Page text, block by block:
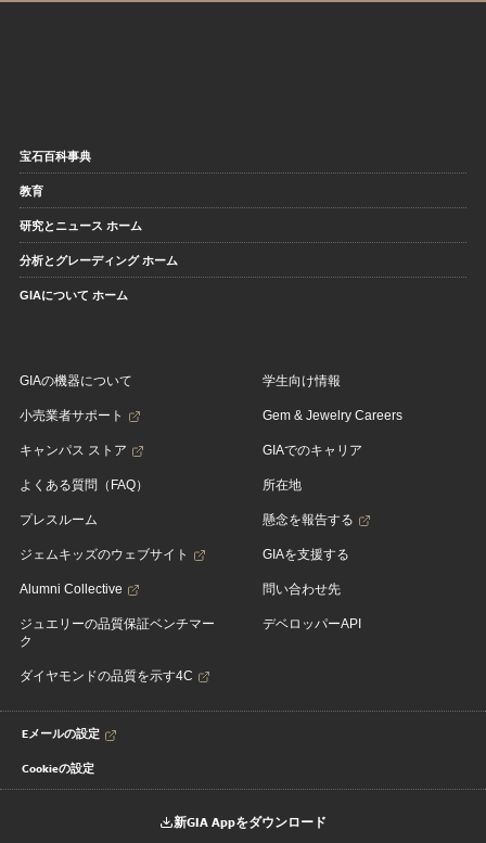
宝石百科事典
教育
研究とニュース ホーム
分析とグレーディング ホーム
GIAについて ホーム
GIAの機器について
小売業者サポート
キャンパス ストア
よくある質問（FAQ）
プレスルーム
ジェムキッズのウェブサイト
Alumni Collective
ジュエリーの品質保証ベンチマー
ク
ダイヤモンドの品質を示す4C
学生向け情報
Gem & Jewelry Careers
GIAでのキャリア
所在地
懸念を報告する
GIAを支援する
問い合わせ先
デベロッパーAPI
Eメールの設定
Cookieの設定
新GIA Appをダウンロード